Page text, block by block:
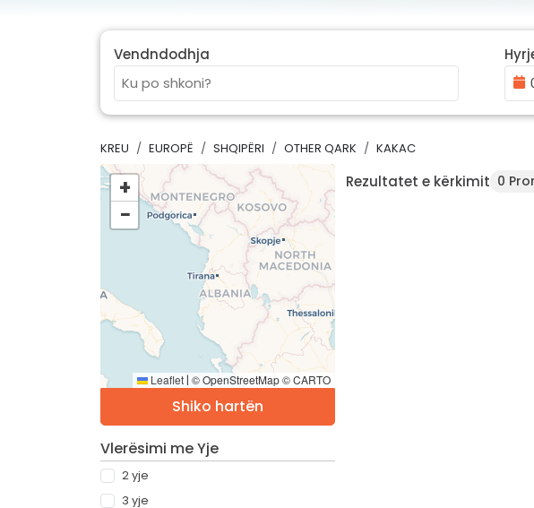
Vendndodhja
KREU EUROPË SHQIPËRI OTHER QARK KAKAC
+
−
Leaflet | © OpenStreetMap © CARTO
Shiko hartën
Vlerësimi me Yje
2 yje
3 yje
Rezultatet e kërkimit 0